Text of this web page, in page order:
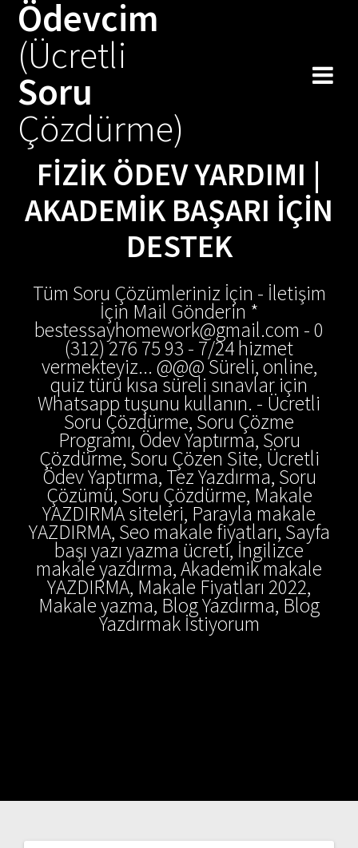
Ödevcim
(Ücretli
Soru
Çözdürme)
FIZIK ÖDEV YARDIMI |
AKADEMIK BAŞARI İÇIN
DESTEK
Tüm Soru Çözümleriniz İçin - İletişim
İçin Mail Gönderin *
bestessayhomework@gmail.com - 0
(312) 276 75 93 - 7/24 hizmet
vermekteyiz... @@@ Süreli, online,
quiz türü kısa süreli sınavlar için
Whatsapp tuşunu kullanın. - Ücretli
Soru Çözdürme, Soru Çözme
Programı, Ödev Yaptırma, Soru
Çözdürme, Soru Çözen Site, Ücretli
Ödev Yaptırma, Tez Yazdırma, Soru
Çözümü, Soru Çözdürme, Makale
YAZDIRMA siteleri, Parayla makale
YAZDIRMA, Seo makale fiyatları, Sayfa
başı yazı yazma ücreti, İngilizce
makale yazdırma, Akademik makale
YAZDIRMA, Makale Fiyatları 2022,
Makale yazma, Blog Yazdırma, Blog
Yazdırmak İstiyorum